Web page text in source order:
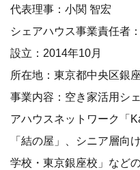
代表理事：小関 智宏
シェアハウス事業責任者
設立：2014年10月
所在地：東京都中央区銀
事業内容：空き家活用シ
アハウスネットワーク「
「結の屋」、シニア層向
学校・東京銀座校」など